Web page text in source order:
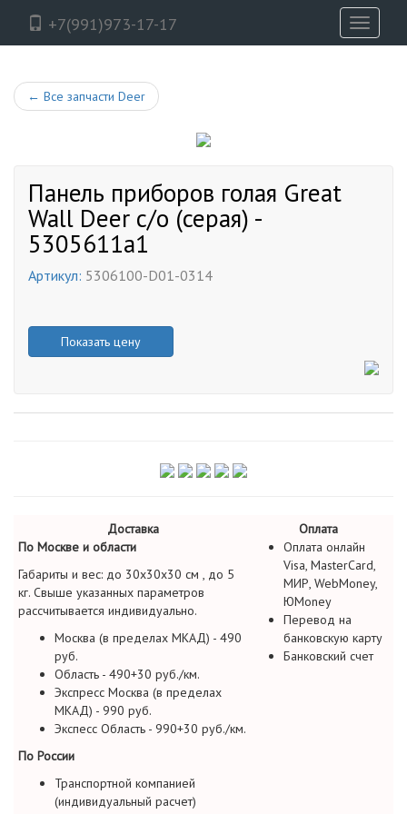
+7(991)973-17-17
Toggle
← Все запчасти Deer
Панель приборов голая Great
Wall Deer с/о (серая) -
5305611a1
Артикул: 5306100-D01-0314
Показать цену
Доставка
Оплата
По Москве и области
Габариты и вес: до 30х30х30 см , до 5
кг. Свыше указанных параметров
рассчитывается индивидуально.
Москва (в пределах МКАД) - 490
руб.
Область - 490+30 руб./км.
Экспресс Москва (в пределах
МКАД) - 990 руб.
Экспесс Область - 990+30 руб./км.
По России
Транспортной компанией
(индивидуальный расчет)
Оплата онлайн
Visa, MasterCard,
МИР, WebMoney,
ЮMoney
Перевод на
банковскую карту
Банковский счет